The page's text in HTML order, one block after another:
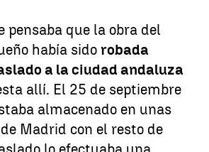
pensaba que la obra del
había sido robada
a la ciudad andaluza
allí. El 25 de septiembre
almacenado en unas
Madrid con el resto de